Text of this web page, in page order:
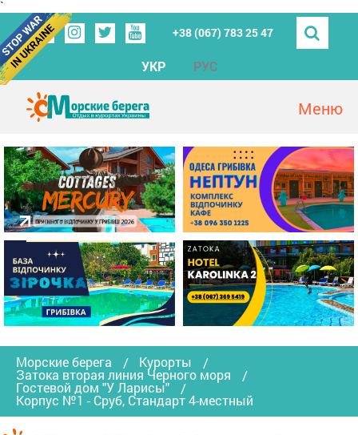
`
+38 (067) 783 25 47
УКР РУС
Морские берега Курорты
Затока вторая линия Черного моря
Гостевой дом "У Ларисы"
Корпус №1 - Сруб, Стандарт 4-местный